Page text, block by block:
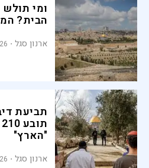
ומי
הבית?
ארנון סגל
תביעת
"הארץ"
ארנון סגל